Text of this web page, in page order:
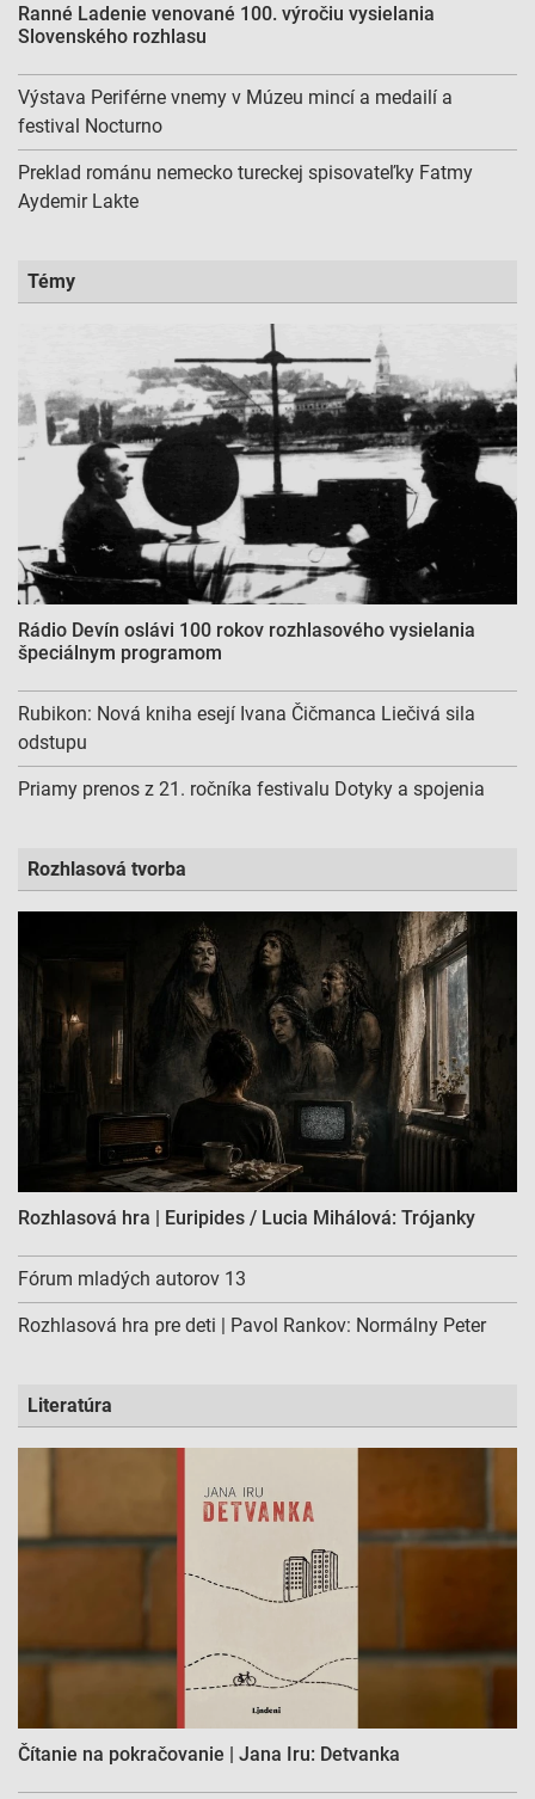
Ranné Ladenie venované 100. výročiu vysielania
Slovenského rozhlasu
Výstava Periférne vnemy v Múzeu mincí a medailí a
festival Nocturno
Preklad románu nemecko tureckej spisovateľky Fatmy
Aydemir Lakte
Témy
Rádio Devín oslávi 100 rokov rozhlasového vysielania
špeciálnym programom
Rubikon: Nová kniha esejí Ivana Čičmanca Liečivá sila
odstupu
Priamy prenos z 21. ročníka festivalu Dotyky a spojenia
Rozhlasová tvorba
Rozhlasová hra | Euripides / Lucia Mihálová: Trójanky
Fórum mladých autorov 13
Rozhlasová hra pre deti | Pavol Rankov: Normálny Peter
Literatúra
Čítanie na pokračovanie | Jana Iru: Detvanka